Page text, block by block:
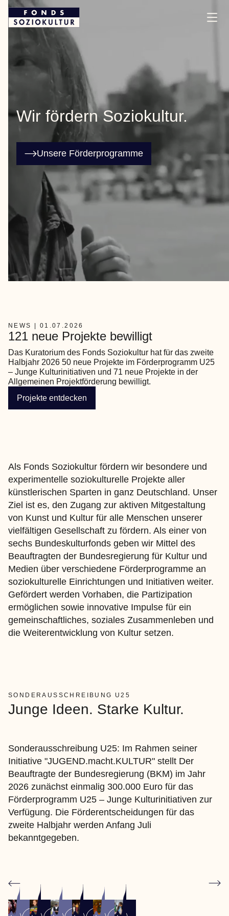
Wir fördern Soziokultur.
Unsere Förderprogramme
NEWS | 01.07.2026
121 neue Projekte bewilligt
Das Kuratorium des Fonds Soziokultur hat für das zweite
Halbjahr 2026 50 neue Projekte im Förderprogramm U25
– Junge Kulturinitiativen und 71 neue Projekte in der
Allgemeinen Projektförderung bewilligt.
Projekte entdecken
Als Fonds Soziokultur fördern wir besondere und
experimentelle soziokulturelle Projekte aller
künstlerischen Sparten in ganz Deutschland. Unser
Ziel ist es, den Zugang zur aktiven Mitgestaltung
von Kunst und Kultur für alle Menschen unserer
vielfältigen Gesellschaft zu fördern. Als einer von
sechs Bundeskulturfonds geben wir Mittel des
Beauftragten der Bundesregierung für Kultur und
Medien über verschiedene Förderprogramme an
soziokulturelle Einrichtungen und Initiativen weiter.
Gefördert werden Vorhaben, die Partizipation
ermöglichen sowie innovative Impulse für ein
gemeinschaftliches, soziales Zusammenleben und
die Weiterentwicklung von Kultur setzen.
SONDERAUSSCHREIBUNG U25
Junge Ideen. Starke Kultur.
Sonderausschreibung U25: Im Rahmen seiner
Initiative "JUGEND.macht.KULTUR" stellt Der
Beauftragte der Bundesregierung (BKM) im Jahr
2026 zunächst einmalig 300.000 Euro für das
Förderprogramm U25 – Junge Kulturinitiativen zur
Verfügung. Die Förderentscheidungen für das
zweite Halbjahr werden Anfang Juli
bekanntgegeben.